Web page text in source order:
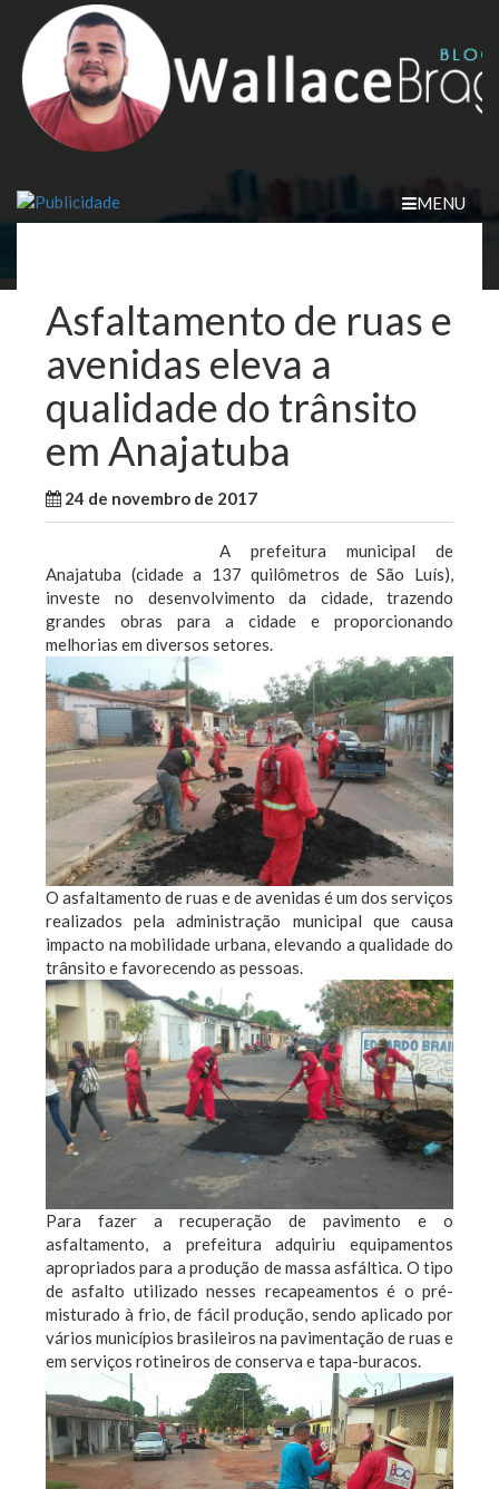
content
MENU
Asfaltamento de ruas e
avenidas eleva a
qualidade do trânsito
em Anajatuba
24 de novembro de 2017
A prefeitura municipal de
Anajatuba (cidade a 137 quilômetros de São Luís),
investe no desenvolvimento da cidade, trazendo
grandes obras para a cidade e proporcionando
melhorias em diversos setores.
O asfaltamento de ruas e de avenidas é um dos serviços
realizados pela administração municipal que causa
impacto na mobilidade urbana, elevando a qualidade do
trânsito e favorecendo as pessoas.
Para fazer a recuperação de pavimento e o
asfaltamento, a prefeitura adquiriu equipamentos
apropriados para a produção de massa asfáltica. O tipo
de asfalto utilizado nesses recapeamentos é o pré-
misturado à frio, de fácil produção, sendo aplicado por
vários municípios brasileiros na pavimentação de ruas e
em serviços rotineiros de conserva e tapa-buracos.